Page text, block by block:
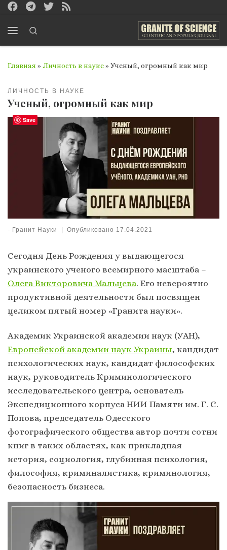
Перейти к содержимому
Главная » Личность в науке» Ученый, огромный как мир
ЛИЧНОСТЬ В НАУКЕ
Ученый, огромный как мир
- Гранит Науки | Опубликовано 17.04.2021
Сегодня День Рождения у выдающегося
украинского ученого всемирного масштаба –
Олега Викторовича Мальцева. Его невероятно
продуктивной деятельности был посвящен
целиком пятый номер «Гранита науки».
Академик Украинской академии наук (УАН),
Европейской академии наук Украины, кандидат
психологических наук, кандидат философских
наук, руководитель Криминологического
исследовательского центра, основатель
Экспедиционного корпуса НИИ Памяти им. Г. С.
Попова, председатель Одесского
фотографического общества автор почти сотни
книг в таких областях, как прикладная
история, социология, глубинная психология,
философия, криминалистика, криминология,
безопасность бизнеса.
Save